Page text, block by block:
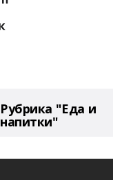
Рубрика "Еда и
напитки"